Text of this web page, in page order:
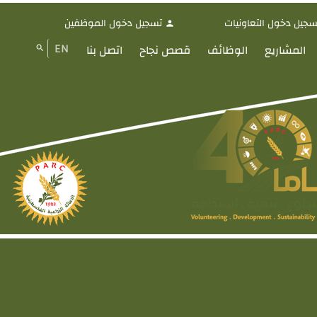
دخول التعاونيات person تسجيل دخول الموظفين
المشاريع الوظائف قصص نجاح اتصل بنا EN
search